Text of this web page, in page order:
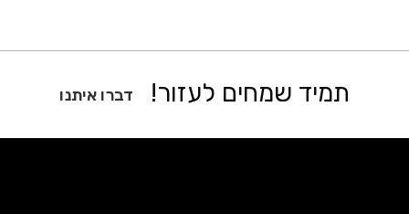
תמיד שמחים לעזור! דברו איתנו